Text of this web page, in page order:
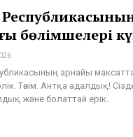
бөлімшелері
арнайы
Төзім. Антқа адалдық!
және болаттай ерік.